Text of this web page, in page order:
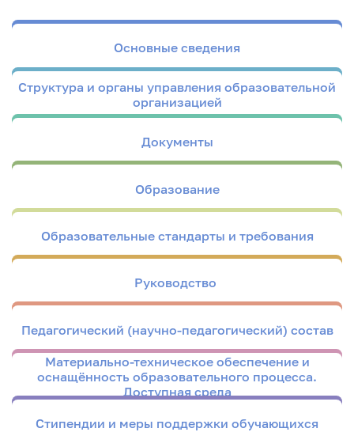
Основные сведения
Структура и органы управления образовательной
организацией
Документы
Образование
Образовательные стандарты и требования
Руководство
Педагогический (научно-педагогический) состав
Материально-техническое обеспечение и
оснащённость образовательного процесса.
Доступная среда
Стипендии и меры поддержки обучающихся